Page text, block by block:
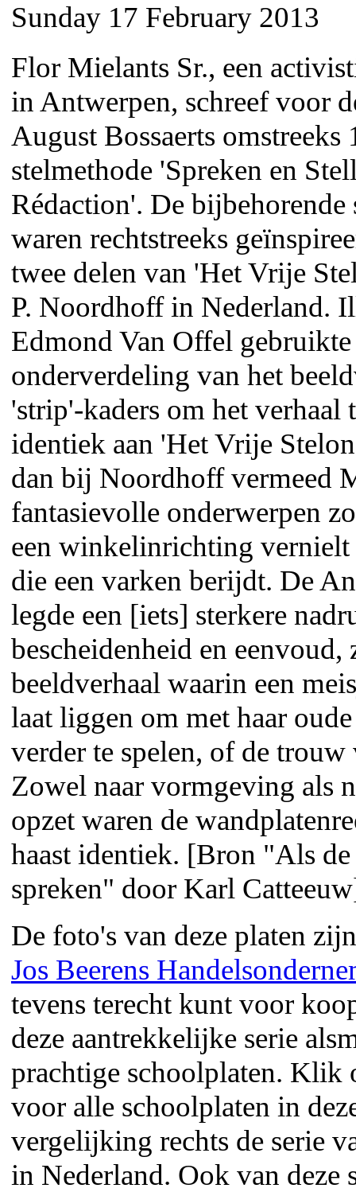
Sunday 17 February 2013
Flor Mielants Sr., een
in Antwerpen, schreef voor
August Bossaerts omstreeks
stelmethode 'Spreken en
Rédaction'. De bijbehorende
waren rechtstreeks
twee delen van 'Het Vrije
P. Noordhoff in Nederland.
Edmond Van Offel gebruikte
onderverdeling van het
'strip'-kaders om het verhaal
identiek aan 'Het Vrije
dan bij Noordhoff vermeed
fantasievolle onderwerpen
een winkelinrichting vernielt
die een varken berijdt. De
legde een [iets] sterkere
bescheidenheid en eenvoud,
beeldverhaal waarin een
laat liggen om met haar
verder te spelen, of de trouw
Zowel naar vormgeving als
opzet waren de
haast identiek. [Bron "Als
spreken" door Karl
De foto's van deze platen
Jos Beerens
tevens terecht kunt voor
deze aantrekkelijke serie
prachtige schoolplaten. Klik
voor alle schoolplaten in
vergelijking rechts de serie
in Nederland. Ook van deze